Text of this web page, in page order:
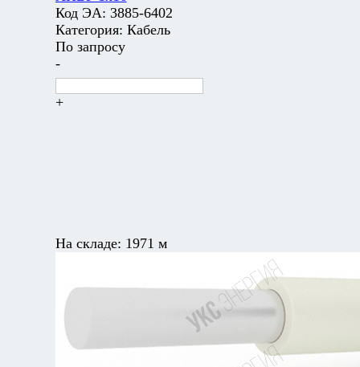
Код ЭА: 3885-6402
Категория: Кабель
По запросу
-
+
На складе: 1971 м